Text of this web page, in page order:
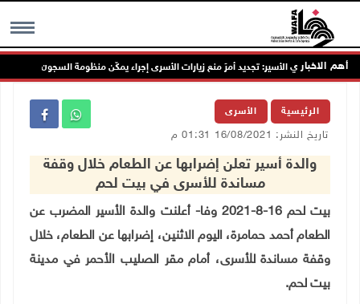
MENU أهم الاخبارنادي الأسير: تجديد أمرَ منع زيارات الأسرى إجراء يمكّن منظومة السجون من مواصلة
الرئيسية الأسرى
تاريخ النشر: 16/08/2021 01:31 م
والدة أسير تعلن إضرابها عن الطعام خلال وقفة
مساندة للأسرى في بيت لحم
بيت لحم 16-8-2021 وفا- أعلنت والدة الأسير المضرب عن
الطعام أحمد حمامرة، اليوم الاثنين، إضرابها عن الطعام، خلال
وقفة مساندة للأسرى، أمام مقر الصليب الأحمر في مدينة
بيت لحم.